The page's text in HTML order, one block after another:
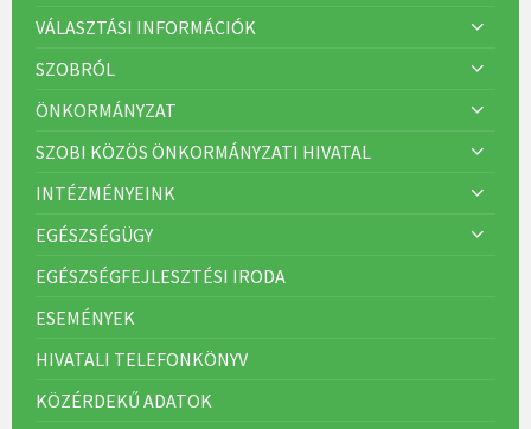
VÁLASZTÁSI INFORMÁCIÓK
SZOBRÓL
ÖNKORMÁNYZAT
SZOBI KÖZÖS ÖNKORMÁNYZATI HIVATAL
INTÉZMÉNYEINK
EGÉSZSÉGÜGY
EGÉSZSÉGFEJLESZTÉSI IRODA
ESEMÉNYEK
HIVATALI TELEFONKÖNYV
KÖZÉRDEKŰ ADATOK